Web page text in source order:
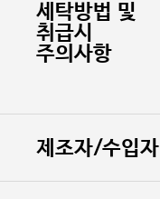
세탁방법 및
취급시
주의사항
제조자/수입자